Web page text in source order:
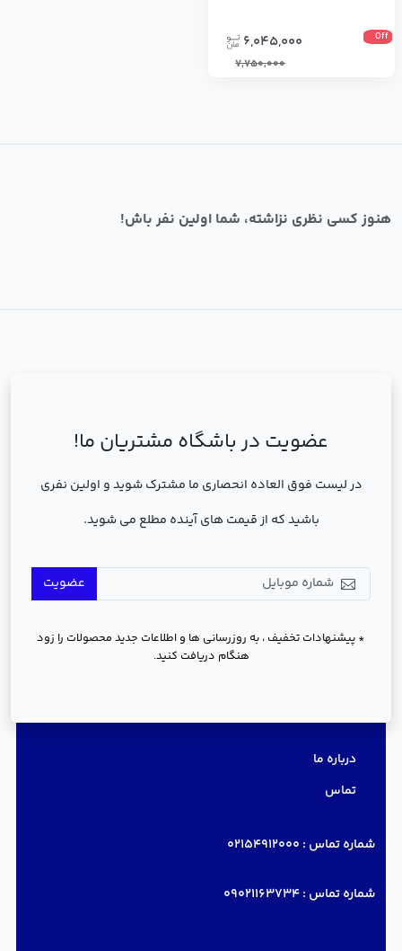
Off
6,045,000
7,750,000
هنوز کسی نظری نزاشته، شما اولین نفر باش!
عضویت در باشگاه مشتریان ما!
در لیست فوق العاده انحصاری ما مشترک شوید و اولین نفری
باشید که از قیمت های آینده مطلع می شوید.
عضویت
* پیشنهادات تخفیف ، به روزرسانی ها و اطلاعات جدید محصولات را زود
هنگام دریافت کنید.
درباره ما
تماس
شماره تماس : 02154912000
شماره تماس :09021163734